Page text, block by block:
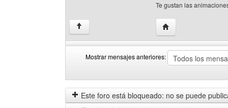
Te gustan las
↑ Visitar sitio web del
Mostrar mensajes anteriores:
mensajes
anteriores
by
Este foro está bloqueado: no se puede